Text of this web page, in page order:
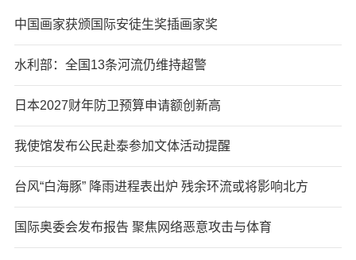
中国画家获颁国际安徒生奖插画家奖
水利部：全国13条河流仍维持超警
日本2027财年防卫预算申请额创新高
我使馆发布公民赴泰参加文体活动提醒
台风“白海豚” 降雨进程表出炉 残余环流或将影响北方
国际奥委会发布报告 聚焦网络恶意攻击与体育